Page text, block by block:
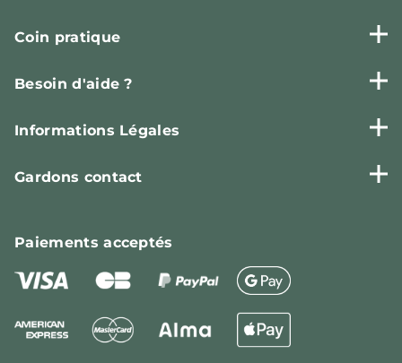
Coin pratique
Besoin d'aide ?
Informations Légales
Gardons contact
Paiementsacceptés